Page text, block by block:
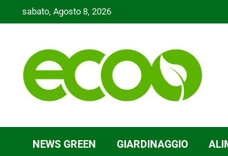
to
sabato, Agosto 8, 2026
Ecoo.it
NEWS GREEN GIARDINAGGIO